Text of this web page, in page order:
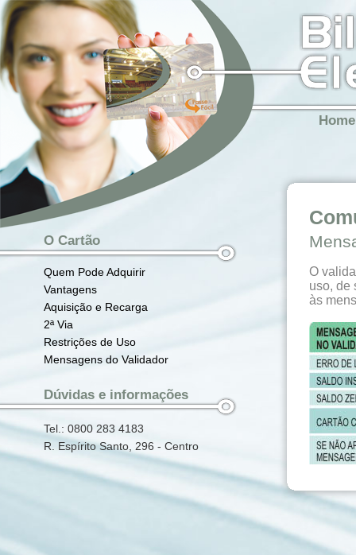
Home
O Cartão
Quem Pode Adquirir
Vantagens
Aquisição e Recarga
2ª Via
Restrições de Uso
Mensagens do Validador
Dúvidas e informações
Tel.: 0800 283 4183
R. Espírito Santo, 296 - Centro
O
uso, de
às